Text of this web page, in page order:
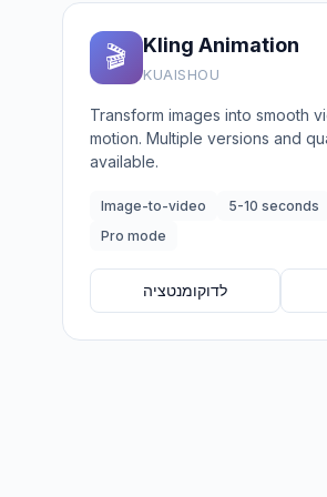
🎬 Kling Animation
KUAISHOU
Transform images into smooth
motion. Multiple versions and
available.
Image-to-video 5-10 seconds
Pro mode
לדוקומנטציה